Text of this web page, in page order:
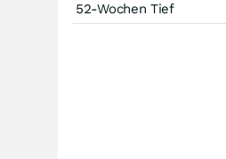
52-Wochen Tief